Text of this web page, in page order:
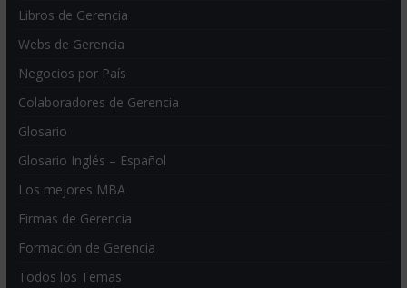
Libros de Gerencia
Webs de Gerencia
Negocios por País
Colaboradores de Gerencia
Glosario
Glosario Inglés – Español
Los mejores MBA
Firmas de Gerencia
Formación de Gerencia
Todos los Temas